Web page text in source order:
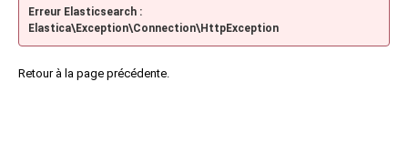
Erreur Elasticsearch :
Elastica\Exception\Connection\HttpException
Retour à la page précédente.